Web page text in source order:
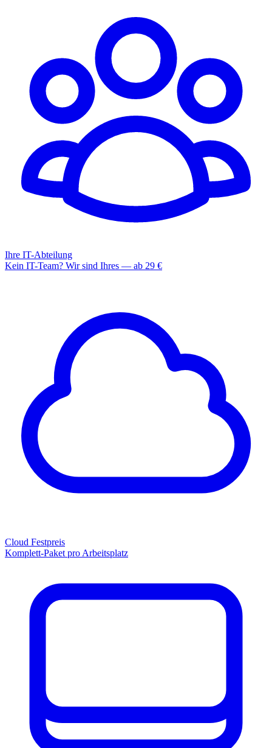
Ihre IT-Abteilung
Kein IT-Team? Wir sind Ihres — ab 29 €
Cloud Festpreis
Komplett-Paket pro Arbeitsplatz